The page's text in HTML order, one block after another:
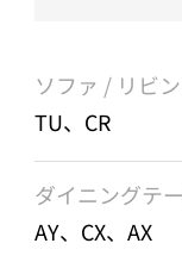
ソファ / リビ
TU、CR
ダイニングテ
AY、CX、AX